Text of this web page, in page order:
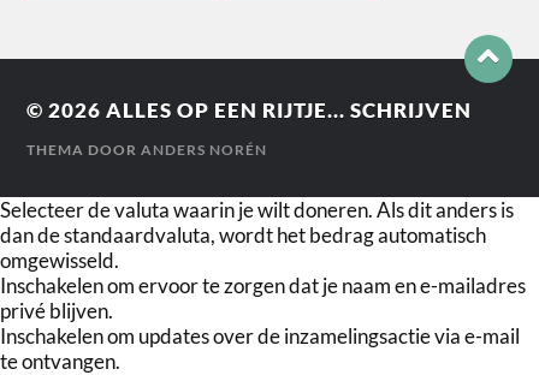
© 2026ALLES OP EEN RIJTJE... SCHRIJVEN
THEMA DOORANDERS NORÉN
Selecteer de valuta waarin je wilt doneren. Als dit anders is
dan de standaardvaluta, wordt het bedrag automatisch
omgewisseld.
Inschakelen om ervoor te zorgen dat je naam en e-mailadres
privé blijven.
Inschakelen om updates over de inzamelingsactie via e-mail
te ontvangen.